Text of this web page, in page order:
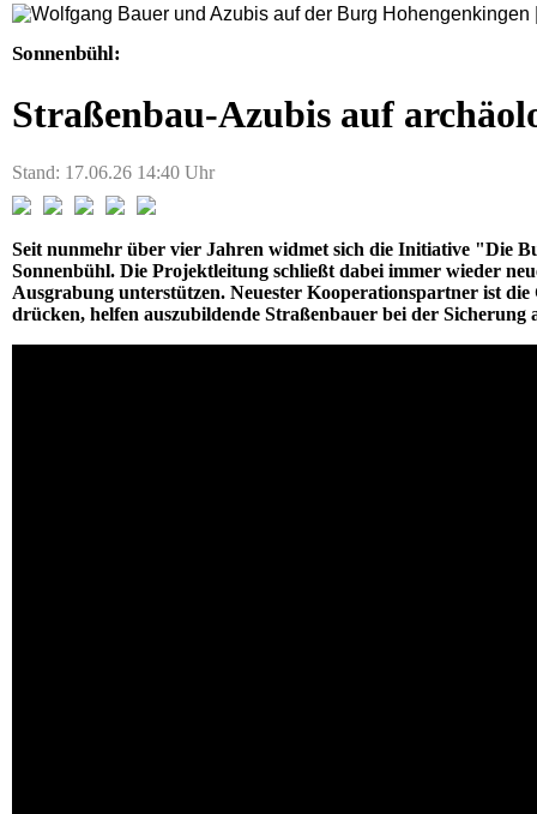
Sonnenbühl:
Straßenbau-Azubis auf
Stand: 17.06.26 14:40 Uhr
Seit nunmehr über vier Jahren widmet sich die Initiative "Die
Sonnenbühl. Die Projektleitung schließt dabei immer wieder
Ausgrabung unterstützen. Neuester Kooperationspartner ist
drücken, helfen auszubildende Straßenbauer bei der Sicherung